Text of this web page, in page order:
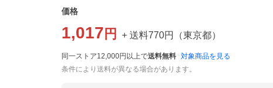
価格
1,017 円 + 送料770円 （東京都）
同一ストア12,000円以上で送料無料 対象商品を見る
条件により送料が異なる場合があります。